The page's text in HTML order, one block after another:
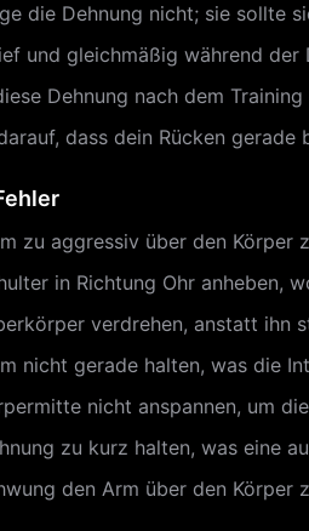
die Dehnung nicht; sie sollte
und gleichmäßig während der
Dehnung nach dem
dass dein Rücken
zu aggressiv über den Körper
in Richtung Ohr anheben,
verdrehen, anstatt ihn
nicht gerade halten, was die
nicht anspannen, um
zu kurz halten, was eine
den Arm über den Körper